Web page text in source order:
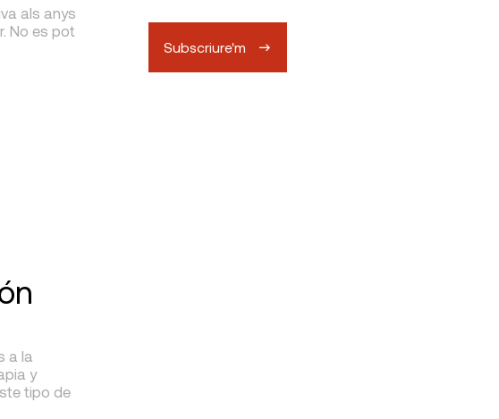
als anys
No es pot
a la
y
tipo de
Subscriure'm